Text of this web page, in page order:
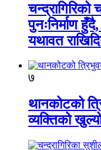
चन्द्रागिरिको
पुनःनिर्माण
यथावत
७
थानकोटको
व्यक्तिको